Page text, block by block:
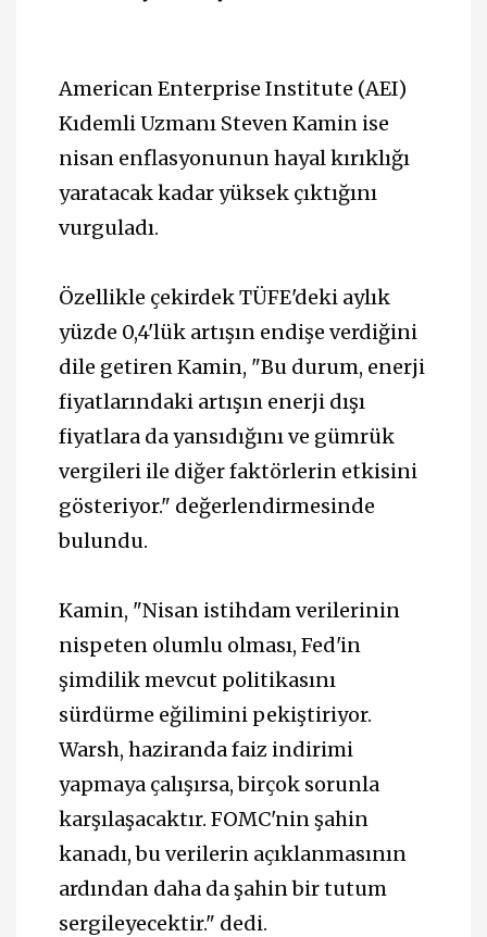
American Enterprise Institute (AEI)
Kıdemli Uzmanı Steven Kamin ise
nisan enflasyonunun hayal kırıklığı
yaratacak kadar yüksek çıktığını
vurguladı.
Özellikle çekirdek TÜFE'deki aylık
yüzde 0,4'lük artışın endişe verdiğini
dile getiren Kamin, "Bu durum, enerji
fiyatlarındaki artışın enerji dışı
fiyatlara da yansıdığını ve gümrük
vergileri ile diğer faktörlerin etkisini
gösteriyor." değerlendirmesinde
bulundu.
Kamin, "Nisan istihdam verilerinin
nispeten olumlu olması, Fed'in
şimdilik mevcut politikasını
sürdürme eğilimini pekiştiriyor.
Warsh, haziranda faiz indirimi
yapmaya çalışırsa, birçok sorunla
karşılaşacaktır. FOMC'nin şahin
kanadı, bu verilerin açıklanmasının
ardından daha da şahin bir tutum
sergileyecektir." dedi.